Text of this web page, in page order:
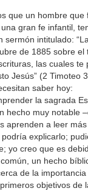
que un hombre
gran fe infantil,
sermón intitulado:
de 1885 sobre el
las cuales
Jesús” (2 Timoteo
saber hoy:
la sagrada
hecho muy notable
aprenden a leer
explicarlo;
yo creo que es
un hecho
de la
objetivos